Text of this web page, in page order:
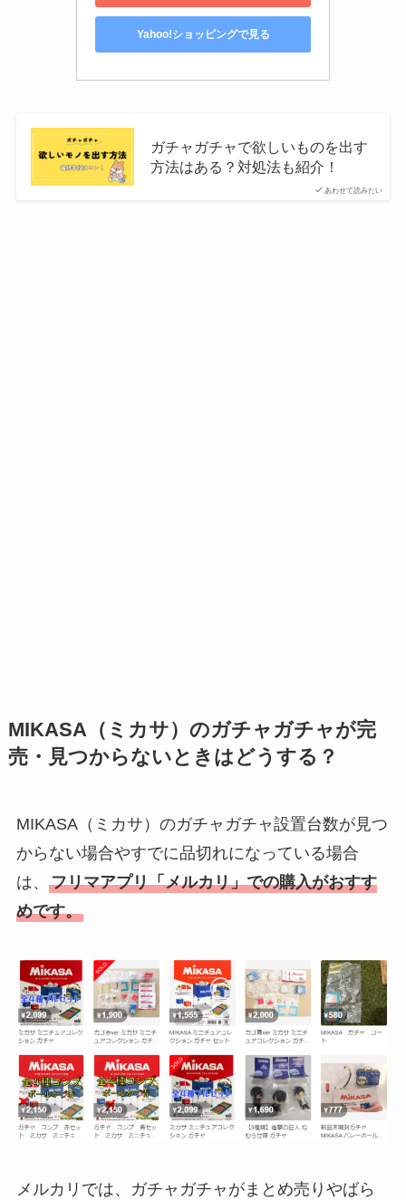
Yahoo!ショッピングで見る
あわせて読みたい
ガチャガチャで欲しいものを出す
方法はある？対処法も紹介！
MIKASA（ミカサ）のガチャガチャが完
売・見つからないときはどうする？
MIKASA（ミカサ）のガチャガチャ設置台数が見つ
からない場合やすでに品切れになっている場合
は、 フリマアプリ「メルカリ」での購入がおすす
めです。
メルカリでは、ガチャガチャがまとめ売りやばら